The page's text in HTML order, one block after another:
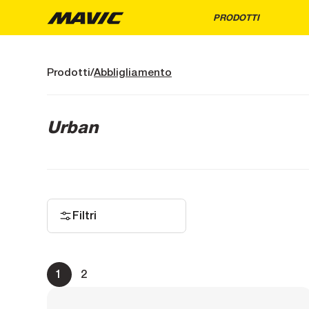
PRODOTTI
Prodotti Abbligliamento
Urban
Filtri
1 2